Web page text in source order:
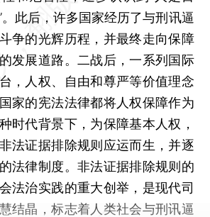
此后，许多国家经历了与刑讯逼
争的光辉历程，并最终走向保障
发展道路。二战后，一系列国际
，人权、自由和尊严等价值理念
家的宪法法律都将人权保障作为
时代背景下，为保障基本人权，
法证据排除规则应运而生，并逐
法律制度。非法证据排除规则的
法治实践的重大创举，是现代司
结晶，标志着人类社会与刑讯逼